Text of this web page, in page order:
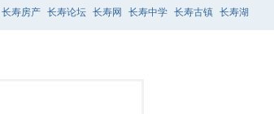
长寿房产 长寿论坛 长寿网 长寿中学 长寿古镇 长寿湖